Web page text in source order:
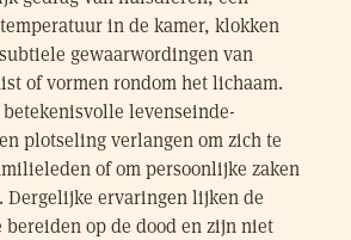
in de kamer, klokken
gewaarwordingen van
of vormen rondom het lichaam.
levenseinde-
plotseling verlangen om zich te
of om persoonlijke zaken
Dergelijke ervaringen lijken de
bereiden op de dood en zijn niet